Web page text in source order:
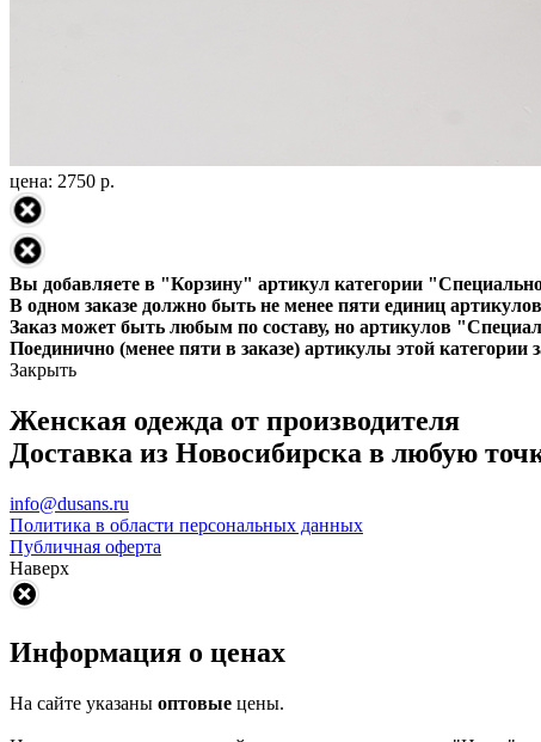
цена: 2750 р.
Вы добавляете в "Корзину" артикул категории
В одном заказе должно быть не менее пяти единиц
Заказ может быть любым по составу, но артикулов
Поединично (менее пяти в заказе) артикулы этой категории
Закрыть
Женская одежда от производителя
Доставка из Новосибирска в любую
info@dusans.ru
Политика в области персональных данных
Публичная оферта
Наверх
Информация о ценах
На сайте указаны оптовые цены.